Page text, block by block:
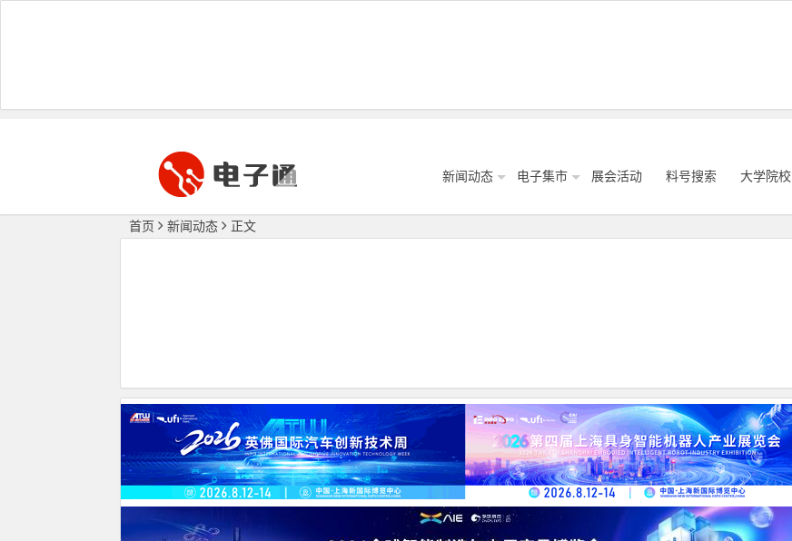
新闻动态 电子集市 展会活动 料号搜索 大学院校
首页 新闻动态 正文